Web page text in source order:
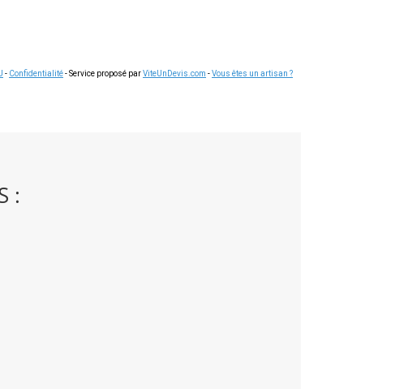
- Confidentialité- Service proposé parViteUnDevis.com -Vous êtes un artisan ?
: